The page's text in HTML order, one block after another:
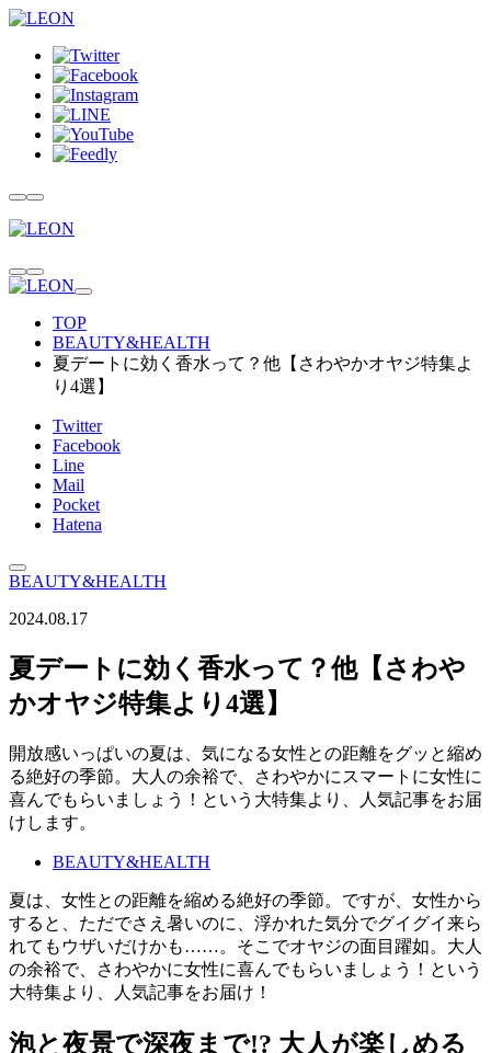
TOP
BEAUTY&HEALTH
夏デートに効く香水って？他【さわやかオヤジ特集よ
り4選】
Twitter
Facebook
Line
Mail
Pocket
Hatena
BEAUTY&HEALTH
2024.08.17
夏デートに効く香水って？他【さわや
かオヤジ特集より4選】
開放感いっぱいの夏は、気になる女性との距離をグッと縮め
る絶好の季節。大人の余裕で、さわやかにスマートに女性に
喜んでもらいましょう！という大特集より、人気記事をお届
けします。
BEAUTY&HEALTH
夏は、女性との距離を縮める絶好の季節。ですが、女性から
すると、ただでさえ暑いのに、浮かれた気分でグイグイ来ら
れてもウザいだけかも……。そこでオヤジの面目躍如。大人
の余裕で、さわやかに女性に喜んでもらいましょう！という
大特集より、人気記事をお届け！
泡と夜景で深夜まで!? 大人が楽しめる